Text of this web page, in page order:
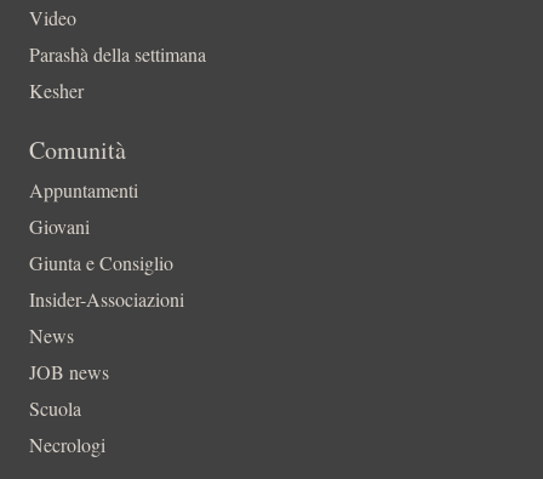
Video
Parashà della settimana
Kesher
Comunità
Appuntamenti
Giovani
Giunta e Consiglio
Insider-Associazioni
News
JOB news
Scuola
Necrologi